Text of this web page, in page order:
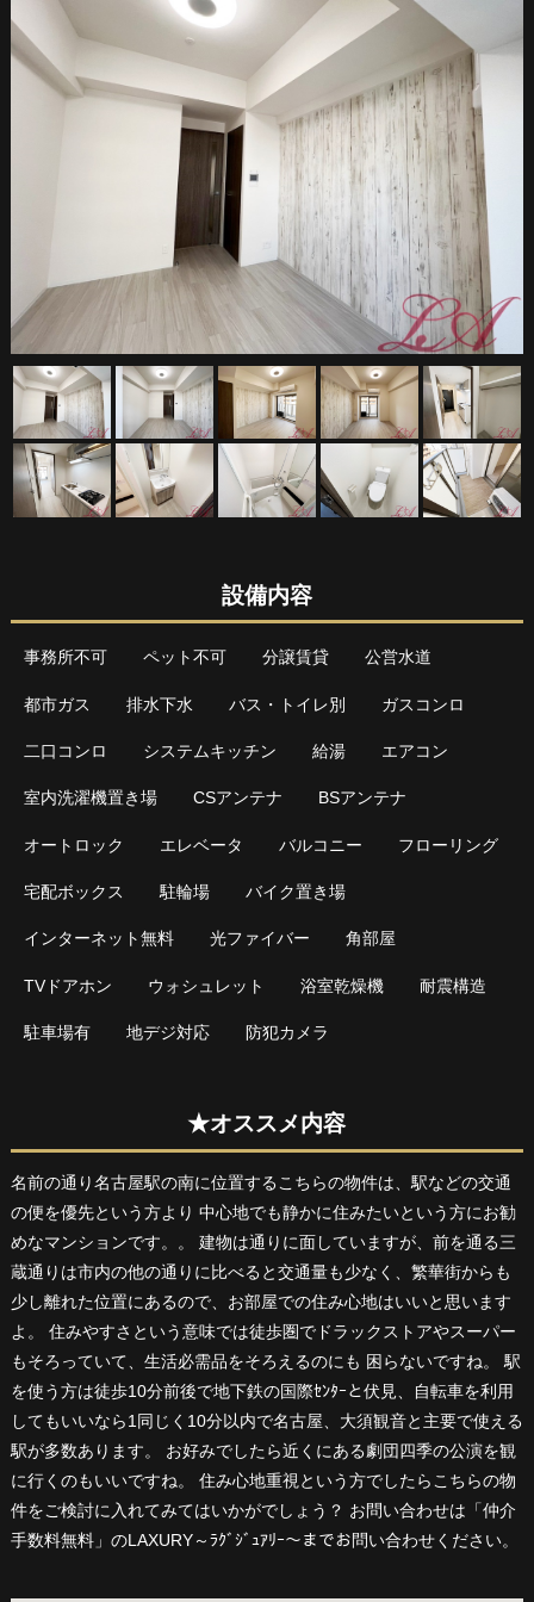
設備内容
事務所不可 ペット不可 分譲賃貸 公営水道
都市ガス 排水下水 バス・トイレ別 ガスコンロ
二口コンロ システムキッチン 給湯 エアコン
室内洗濯機置き場 CSアンテナ BSアンテナ
オートロック エレベータ バルコニー フローリング
宅配ボックス 駐輪場 バイク置き場
インターネット無料 光ファイバー 角部屋
TVドアホン ウォシュレット 浴室乾燥機 耐震構造
駐車場有 地デジ対応 防犯カメラ
★オススメ内容
名前の通り名古屋駅の南に位置するこちらの物件は、駅などの交通
の便を優先という方より 中心地でも静かに住みたいという方にお勧
めなマンションです。。 建物は通りに面していますが、前を通る三
蔵通りは市内の他の通りに比べると交通量も少なく、繁華街からも
少し離れた位置にあるので、お部屋での住み心地はいいと思います
よ。 住みやすさという意味では徒歩圏でドラックストアやスーパー
もそろっていて、生活必需品をそろえるのにも 困らないですね。 駅
を使う方は徒歩10分前後で地下鉄の国際ｾﾝﾀｰと伏見、自転車を利用
してもいいなら1同じく10分以内で名古屋、大須観音と主要で使える
駅が多数あります。 お好みでしたら近くにある劇団四季の公演を観
に行くのもいいですね。 住み心地重視という方でしたらこちらの物
件をご検討に入れてみてはいかがでしょう？ お問い合わせは「仲介
手数料無料」のLAXURY～ﾗｸﾞｼﾞｭｱﾘｰ〜までお問い合わせください。